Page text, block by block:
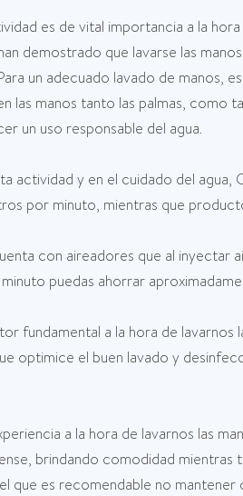
es de vital importancia a la
demostrado que lavarse las
un adecuado lavado de manos,
manos tanto las palmas, como
un uso responsable del agua.
actividad y en el cuidado del
por minuto, mientras que
con aireadores que al inyectar
puedas ahorrar
fundamental a la hora de
optimice el buen lavado y
a la hora de lavarnos las
brindando comodidad mientras
que es recomendable no mantener